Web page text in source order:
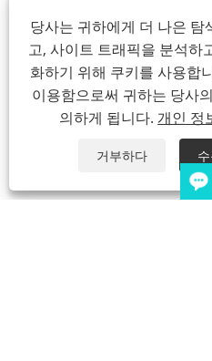
당사는 귀하에게 더 나은 탐
고, 사이트 트래픽을 분석하
화하기 위해 쿠키를 사용합
이용함으로써 귀하는 당사
의하게 됩니다. 개인 정
거부하다